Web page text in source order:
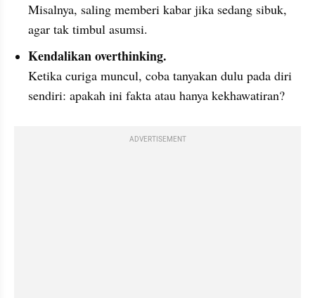
Misalnya, saling memberi kabar jika sedang sibuk,
agar tak timbul asumsi.
Kendalikan overthinking.
Ketika curiga muncul, coba tanyakan dulu pada diri
sendiri: apakah ini fakta atau hanya kekhawatiran?
ADVERTISEMENT